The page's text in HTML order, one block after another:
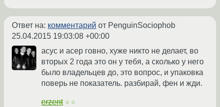
Ответ на: комментарий от PenguinSociophob
25.04.2015 19:03:08 +00:00
асус и асер говно, хуже никто не делает, во
вторых 2 года это он у тебя, а сколько у него
было владельцев до, это вопрос, и упаковка
поверь не показатель. разбирай, фен и жди.
erzent ☆☆